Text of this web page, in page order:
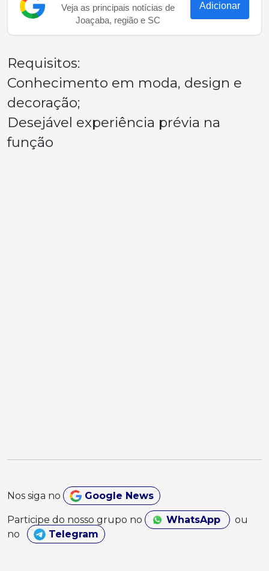
Veja as principais notícias de
Joaçaba, região e SC
Adicionar
Requisitos:
Conhecimento em moda, design e
decoração;
Desejável experiência prévia na
função
Nos siga no Google News
Participe do nosso grupo no WhatsApp
ou
no
Telegram